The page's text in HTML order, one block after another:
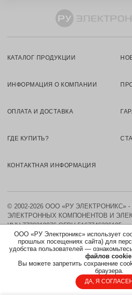
ООО «РУ Электроникс» использует
прошлых посещениях сайта) для
удобства пользователей —
файлов
Вы можете запретить сохранение
браузера.
ДА, Я СОГЛАСЕН
КАТАЛОГ ПРОДУКЦИИ
ИНФОРМАЦИЯ О КОМПАНИИ
ОПЛАТА И ДОСТАВКА
ГДЕ КУПИТЬ?
КОНТАКТНАЯ ИНФОРМАЦИЯ
© 2002-2026 ООО «РУ
ЭЛЕКТРОННЫХ КОМПОНЕНТОВ И
ИНН 7730219976 ОГРН 5167746326105
КАРТА САЙТА
ПОЛИТИКА ОБРАБОТКИ
СОГЛАСИЕ НА ОБРАБОТКУ